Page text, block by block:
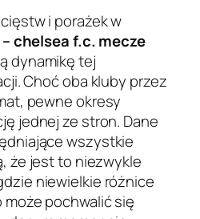
i porażek w
chelsea f.c. mecze
dynamikę tej
Choć oba kluby przez
pewne okresy
jednej ze stron. Dane
wszystkie
że jest to niezwykle
niewielkie różnice
pochwalić się